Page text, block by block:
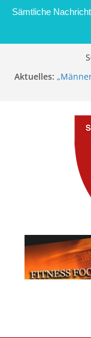
Sämtliche
Aktuelles:
der
Brand
Stadt